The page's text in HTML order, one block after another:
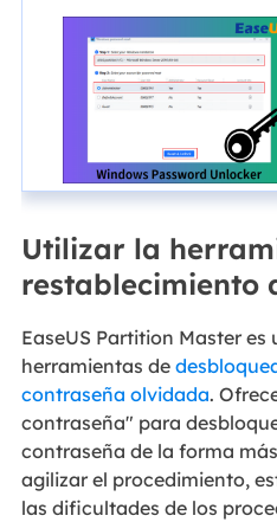
Utilizar la
restablecimiento
EaseUS Partition Master es
herramientas de
contraseña olvidada.
contraseña" para
contraseña de la forma
agilizar el procedimiento,
las dificultades de los